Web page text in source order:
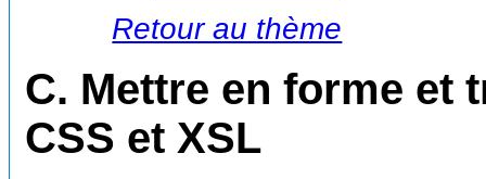
Retour au thème
C. Mettre en forme et
CSS et XSL